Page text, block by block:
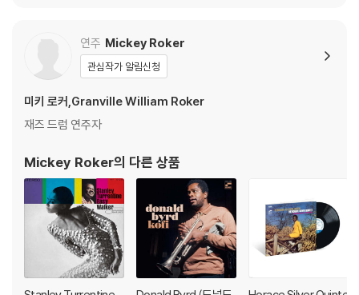
불량으로 인한 반품/교환이 가능합니다
아래에 해당하는 경우는 불량이 아니므로 개봉 후 반품/교환이 불가합니
다.
2) 컬러 디스크의 특성상 제작 공정시 앨범마다 색상 차이가 나는 경우도
있습니다.
3) 컬러 디스크는 제작 과정에서 다른 색상 염료가 섞여 얼룩과 번짐, 반점
등이 발생할 수 있습니다.
※ 반품/교환 안내
1) 불량으로 인한 반품/교환 요청 시에는 불량 확인을 위해 개봉 시의 동영
연주 Mickey Roker
관심작가 알림신청
미키 로커,Granville William Roker
재즈 드럼 연주자
Mickey Roker의 다른 상품